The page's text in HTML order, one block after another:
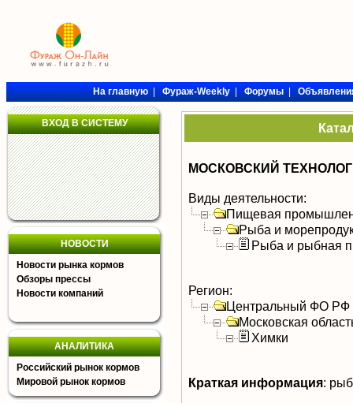
На главную|Фураж-Weekly|Форумы|
ВХОД В СИСТЕМУ
НОВОСТИ
Новости рынка кормов
Обзоры прессы
Новости компаний
АНАЛИТИКА
Российский рынок кормов
Мировой рынок кормов
МОСКОВСКИЙ
Виды деятельности:
Пищевая
Рыба и
Рыба и рыбная
Регион:
Центральный ФО РФ
Московская
Химки
Краткая информация: